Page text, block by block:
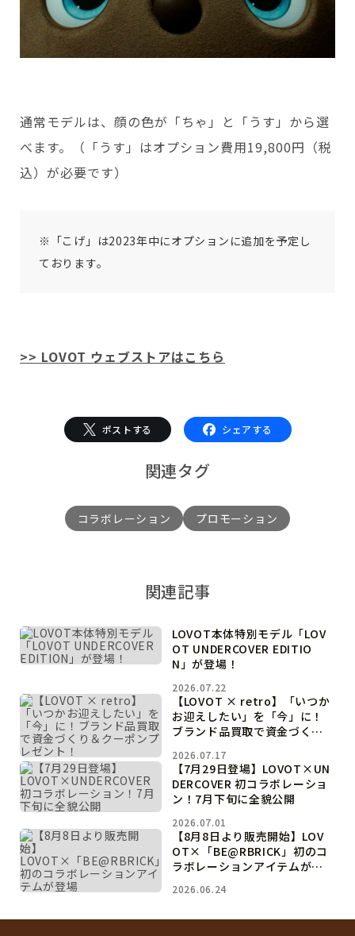
通常モデルは、顔の色が「ちゃ」と「うす」から選
べます。（「うす」はオプション費用19,800円（税
込）が必要です）
※「こげ」は2023年中にオプションに追加を予定し
ております。
>> LOVOT ウェブストアはこちら
ポストする シェアする
関連タグ
コラボレーション プロモーション
関連記事
LOVOT本体特別モデル「LOV
OT UNDERCOVER EDITIO
N」が登場！
2026.07.22
【LOVOT × retro】「いつか
お迎えしたい」を「今」に！
ブランド品買取で資金づくり
2026.07.17
【7月29日登場】LOVOT×UN
DERCOVER 初コラボレーショ
ン！7月下旬に全貌公開
2026.07.01
【8月8日より販売開始】LOV
OT×「BE@RBRICK」初のコ
ラボレーションアイテムが登
2026.06.24